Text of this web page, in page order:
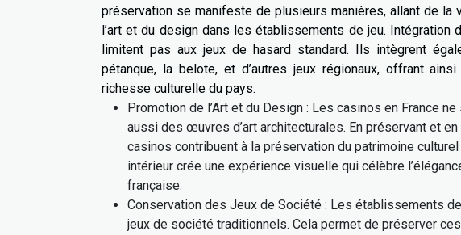
préservation se manifeste de plusieurs manières, allant de
l’art et du design dans les établissements de jeu.
limitent pas aux jeux de hasard standard. Ils intègrent
pétanque, la belote, et d’autres jeux régionaux, offrant
richesse culturelle du pays.
Promotion de l’Art et du Design : Les casinos en France
aussi des œuvres d’art architecturales. En préservant et
casinos contribuent à la préservation du patrimoine
intérieur crée une expérience visuelle qui célèbre
française.
Conservation des Jeux de Société : Les établissements
jeux de société traditionnels. Cela permet de préserver